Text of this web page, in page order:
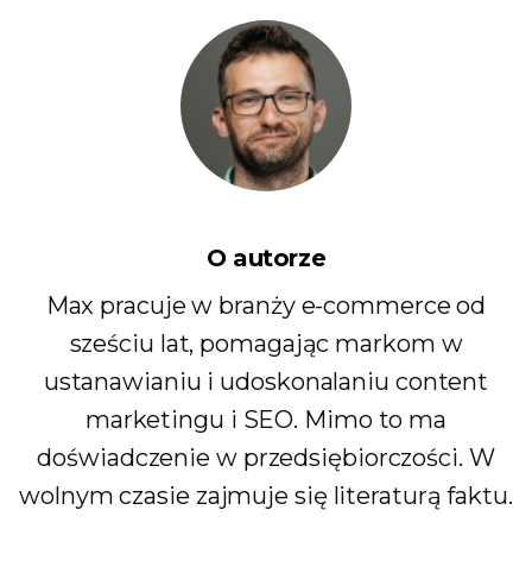
O autorze
Max pracuje w branży e-commerce od
sześciu lat, pomagając markom w
ustanawianiu i udoskonalaniu content
marketingu i SEO. Mimo to ma
doświadczenie w przedsiębiorczości. W
wolnym czasie zajmuje się literaturą faktu.